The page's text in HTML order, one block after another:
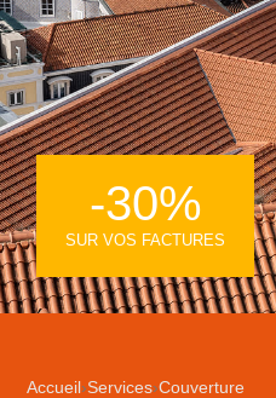
Accueil ›Services›Couverture
-30%
SUR VOS FACTURES